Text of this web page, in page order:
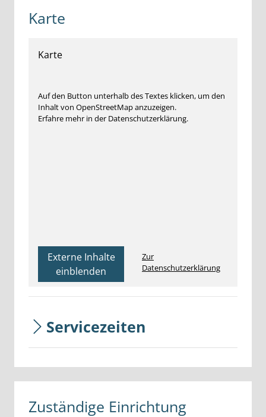
Karte
Karte
Auf den Button unterhalb des Textes klicken, um den
Inhalt von OpenStreetMap anzuzeigen.
Erfahre mehr in der Datenschutzerklärung.
Externe Inhalte
einblenden
Zur
Datenschutzerklärung
Servicezeiten
Zuständige Einrichtung